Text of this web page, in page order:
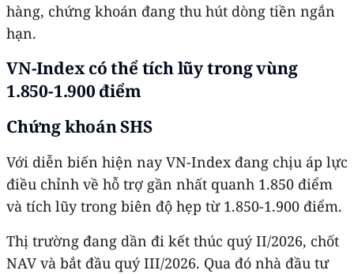
hàng, chứng khoán đang thu hút dòng tiền ngắn
hạn.
VN-Index có thể tích lũy trong vùng
1.850-1.900 điểm
Chứng khoán SHS
Với diễn biến hiện nay VN-Index đang chịu áp lực
điều chỉnh về hỗ trợ gần nhất quanh 1.850 điểm
và tích lũy trong biên độ hẹp từ 1.850-1.900 điểm.
Thị trường đang dần đi kết thúc quý II/2026, chốt
NAV và bắt đầu quý III/2026. Qua đó nhà đầu tư